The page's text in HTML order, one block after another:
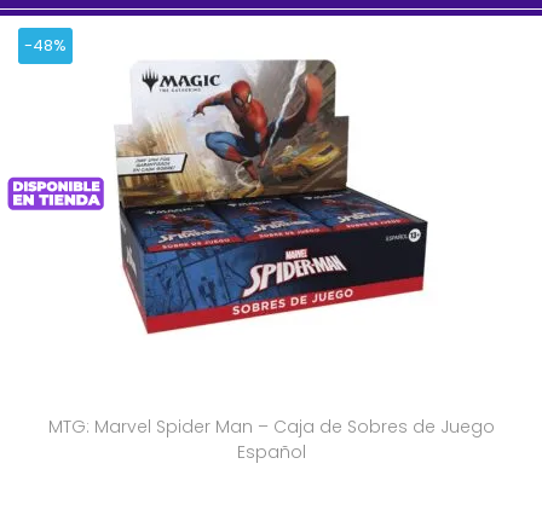
-48%
MTG: Marvel Spider Man – Caja de Sobres de Juego
Español